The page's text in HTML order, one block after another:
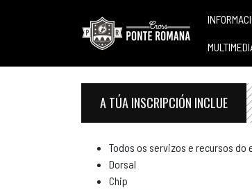
A TÚA INSCRIPCIÓN INCLUE
Todos os servizos e recursos
Dorsal
Chip